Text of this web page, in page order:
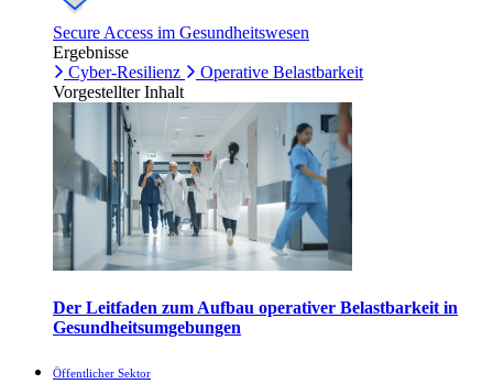
Secure Access im Gesundheitswesen
Ergebnisse
Cyber-Resilienz
Operative Belastbarkeit
Vorgestellter Inhalt
Der Leitfaden zum Aufbau operativer Belastbarkeit in
Gesundheitsumgebungen
Öffentlicher Sektor